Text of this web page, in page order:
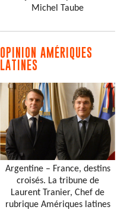
Michel Taube
OPINION AMÉRIQUES
LATINES
Argentine – France, destins
croisés. La tribune de
Laurent Tranier, Chef de
rubrique Amériques latines